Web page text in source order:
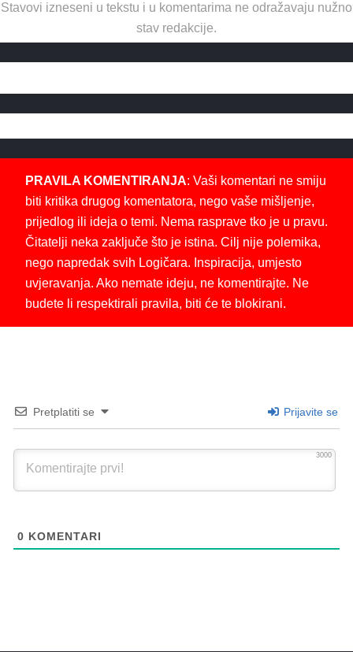
Stavovi izneseni u tekstu i u komentarima ne odražavaju nužno
stav redakcije.
PRAVILA KOMENTIRANJA: Vaši komentari ne smiju
biti kritika drugog komentatora, nego vaše mišljenje,
prijedlog ili ideja o temi. Nema rasprave tko je u pravu.
Čitatelji neka zaključe što je istina. Cilj nije polemika,
nego napredak svih Logičara. Inspiracija, umjesto
uvjeravanja. Ako nemate ideju, ne komentirajte. Ne
budete li respektirali pravila, biti će te blokirani.
Pretplatiti se Prijavite se
3000
0 KOMENTARI